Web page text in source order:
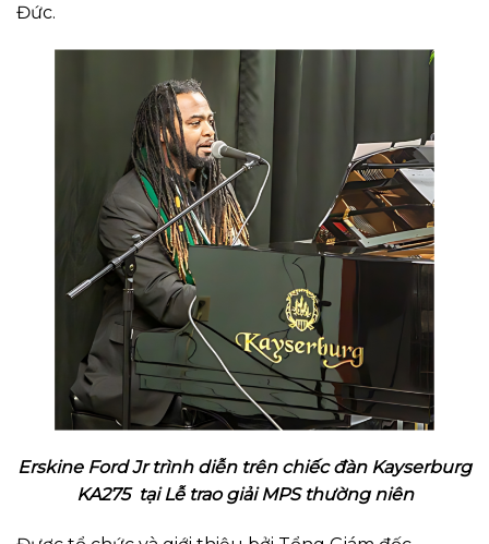
Đức.
Erskine Ford Jr trình diễn trên chiếc đàn Kayserburg
KA275 tại Lễ trao giải MPS thường niên